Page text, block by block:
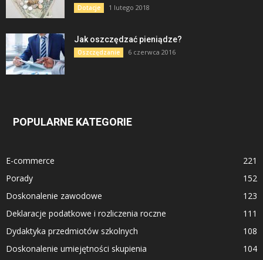
Dotacje 1 lutego 2018
Jak oszczędzać pieniądze?
Oszczędzanie 6 czerwca 2016
POPULARNE KATEGORIE
E-commerce
221
Porady
152
Doskonalenie zawodowe
123
Deklaracje podatkowe i rozliczenia roczne
111
Dydaktyka przedmiotów szkolnych
108
Doskonalenie umiejętności skupienia
104